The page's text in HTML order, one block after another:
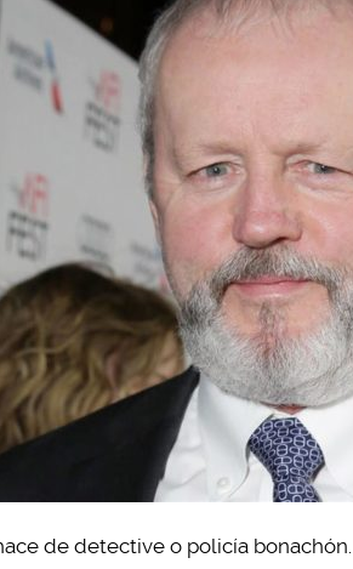
de detective o policía bonachón.